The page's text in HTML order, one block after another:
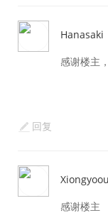
Hanasaki
感谢楼主
回复
感谢楼主